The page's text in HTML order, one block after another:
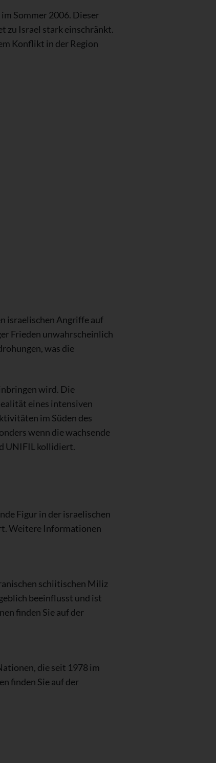
Sommer 2006. Dieser
zu Israel stark einschränkt.
Konflikt in der Region
israelischen Angriffe auf
Frieden unwahrscheinlich
was die
wird. Die
eines intensiven
im Süden des
wenn die wachsende
UNIFIL kollidiert.
Figur in der israelischen
Weitere Informationen
schiitischen Miliz
beeinflusst und ist
finden Sie auf der
die seit 1978 im
finden Sie auf der